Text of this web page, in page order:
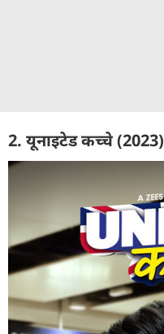
2. यूनाइटेड कच्चे (2023)